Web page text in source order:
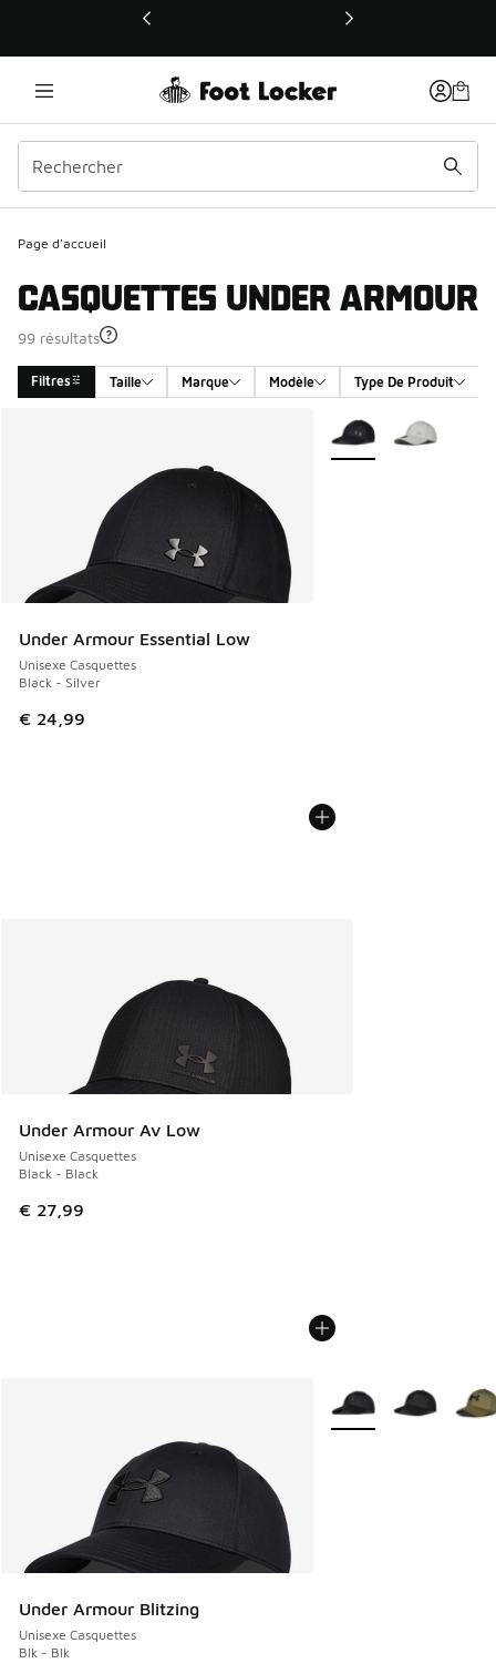
Ce lien ouvrira une nouvelle fenêtre
Page d'accueil
CASQUETTES UNDER ARMOUR
99 résultats
Filtres Taille Marque Modèle Type De Produit
Under Armour Essential Low
Unisexe Casquettes
Black - Silver
€ 24,99
Plus de couleurs
Under Armour Av Low
Unisexe Casquettes
Black - Black
€ 27,99
Under Armour Blitzing
Unisexe Casquettes
Blk - Blk
Plus de couleurs